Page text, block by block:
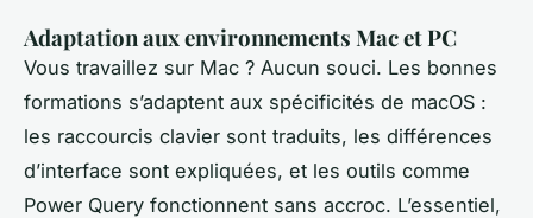
Adaptation aux environnements Mac et PC
Vous travaillez sur Mac ? Aucun souci. Les bonnes
formations s’adaptent aux spécificités de macOS :
les raccourcis clavier sont traduits, les différences
d’interface sont expliquées, et les outils comme
Power Query fonctionnent sans accroc. L’essentiel,